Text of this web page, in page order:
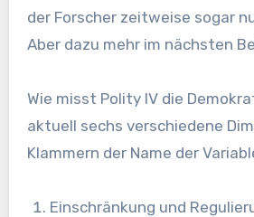
der Forscher zeitweise sogar
Aber dazu mehr im nächsten
Wie misst Polity IV die
aktuell sechs verschiedene
Klammern der Name der
Einschränkung und